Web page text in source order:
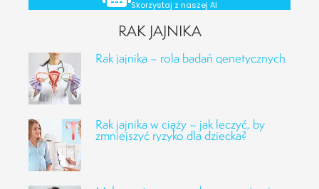
Skorzystaj z naszej AI
RAK JAJNIKA
Rak jajnika – rola badań genetycznych
Rak jajnika w ciąży – jak leczyć, by
zmniejszyć ryzyko dla dziecka?